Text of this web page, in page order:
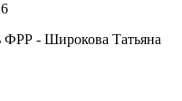
ФРР - Широкова Татьяна